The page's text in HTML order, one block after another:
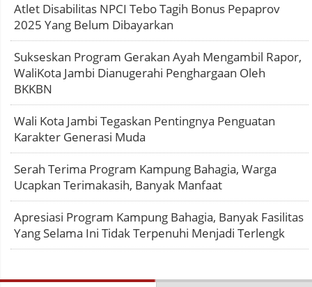
Atlet Disabilitas NPCI Tebo Tagih Bonus Pepaprov
2025 Yang Belum Dibayarkan
Sukseskan Program Gerakan Ayah Mengambil Rapor,
WaliKota Jambi Dianugerahi Penghargaan Oleh
BKKBN
Wali Kota Jambi Tegaskan Pentingnya Penguatan
Karakter Generasi Muda
Serah Terima Program Kampung Bahagia, Warga
Ucapkan Terimakasih, Banyak Manfaat
Apresiasi Program Kampung Bahagia, Banyak Fasilitas
Yang Selama Ini Tidak Terpenuhi Menjadi Terlengk